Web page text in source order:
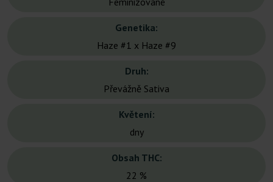
Genetika:
Haze #1 x Haze #9
Druh:
Převážně Sativa
Květení:
dny
Obsah THC:
22 %